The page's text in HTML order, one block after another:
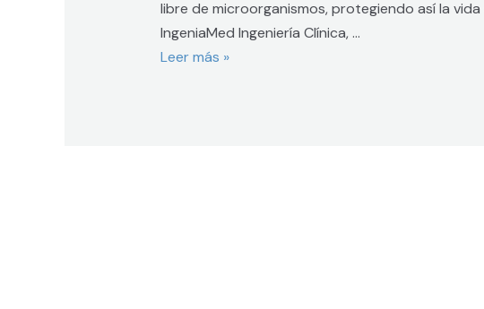
libre de microorganismos, protegiendo así la
IngeniaMed Ingeniería Clínica, …
Hospitalaria
Leer más »